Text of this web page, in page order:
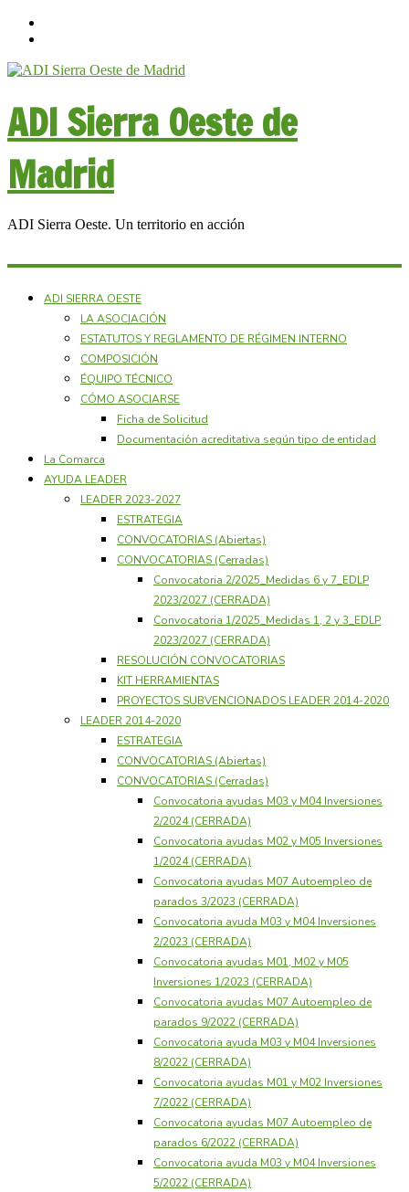
ADI Sierra Oeste de
Madrid
ADI Sierra Oeste. Un territorio en acción
ADI SIERRA OESTE
LA ASOCIACIÓN
ESTATUTOS Y REGLAMENTO DE RÉGIMEN INTERNO
COMPOSICIÓN
ÉQUIPO TÉCNICO
CÓMO ASOCIARSE
Ficha de Solicitud
Documentación acreditativa según tipo de entidad
La Comarca
AYUDA LEADER
LEADER 2023-2027
ESTRATEGIA
CONVOCATORIAS (Abiertas)
CONVOCATORIAS (Cerradas)
Convocatoria 2/2025_Medidas 6 y 7_EDLP
2023/2027 (CERRADA)
Convocatoria 1/2025_Medidas 1, 2 y 3_EDLP
2023/2027 (CERRADA)
RESOLUCIÓN CONVOCATORIAS
KIT HERRAMIENTAS
PROYECTOS SUBVENCIONADOS LEADER 2014-2020
LEADER 2014-2020
ESTRATEGIA
CONVOCATORIAS (Abiertas)
CONVOCATORIAS (Cerradas)
Convocatoria ayudas M03 y M04 Inversiones
2/2024 (CERRADA)
Convocatoria ayudas M02 y M05 Inversiones
1/2024 (CERRADA)
Convocatoria ayudas M07 Autoempleo de
parados 3/2023 (CERRADA)
Convocatoria ayuda M03 y M04 Inversiones
2/2023 (CERRADA)
Convocatoria ayudas M01, M02 y M05
Inversiones 1/2023 (CERRADA)
Convocatoria ayudas M07 Autoempleo de
parados 9/2022 (CERRADA)
Convocatoria ayuda M03 y M04 Inversiones
8/2022 (CERRADA)
Convocatoria ayudas M01 y M02 Inversiones
7/2022 (CERRADA)
Convocatoria ayudas M07 Autoempleo de
parados 6/2022 (CERRADA)
Convocatoria ayuda M03 y M04 Inversiones
5/2022 (CERRADA)